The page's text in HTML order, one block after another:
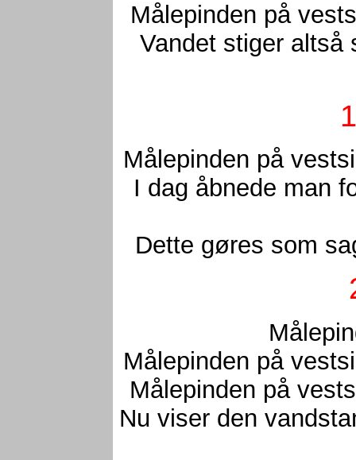
Målepinden på
Vandet stiger altså
Målepinden på
I dag åbnede man
Dette gøres som
Målepinden på
Målepinden på
Nu viser den